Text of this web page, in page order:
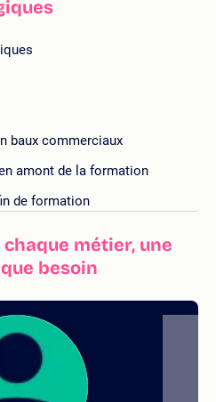
baux commerciaux
amont de la formation
de formation
métier, une
besoin